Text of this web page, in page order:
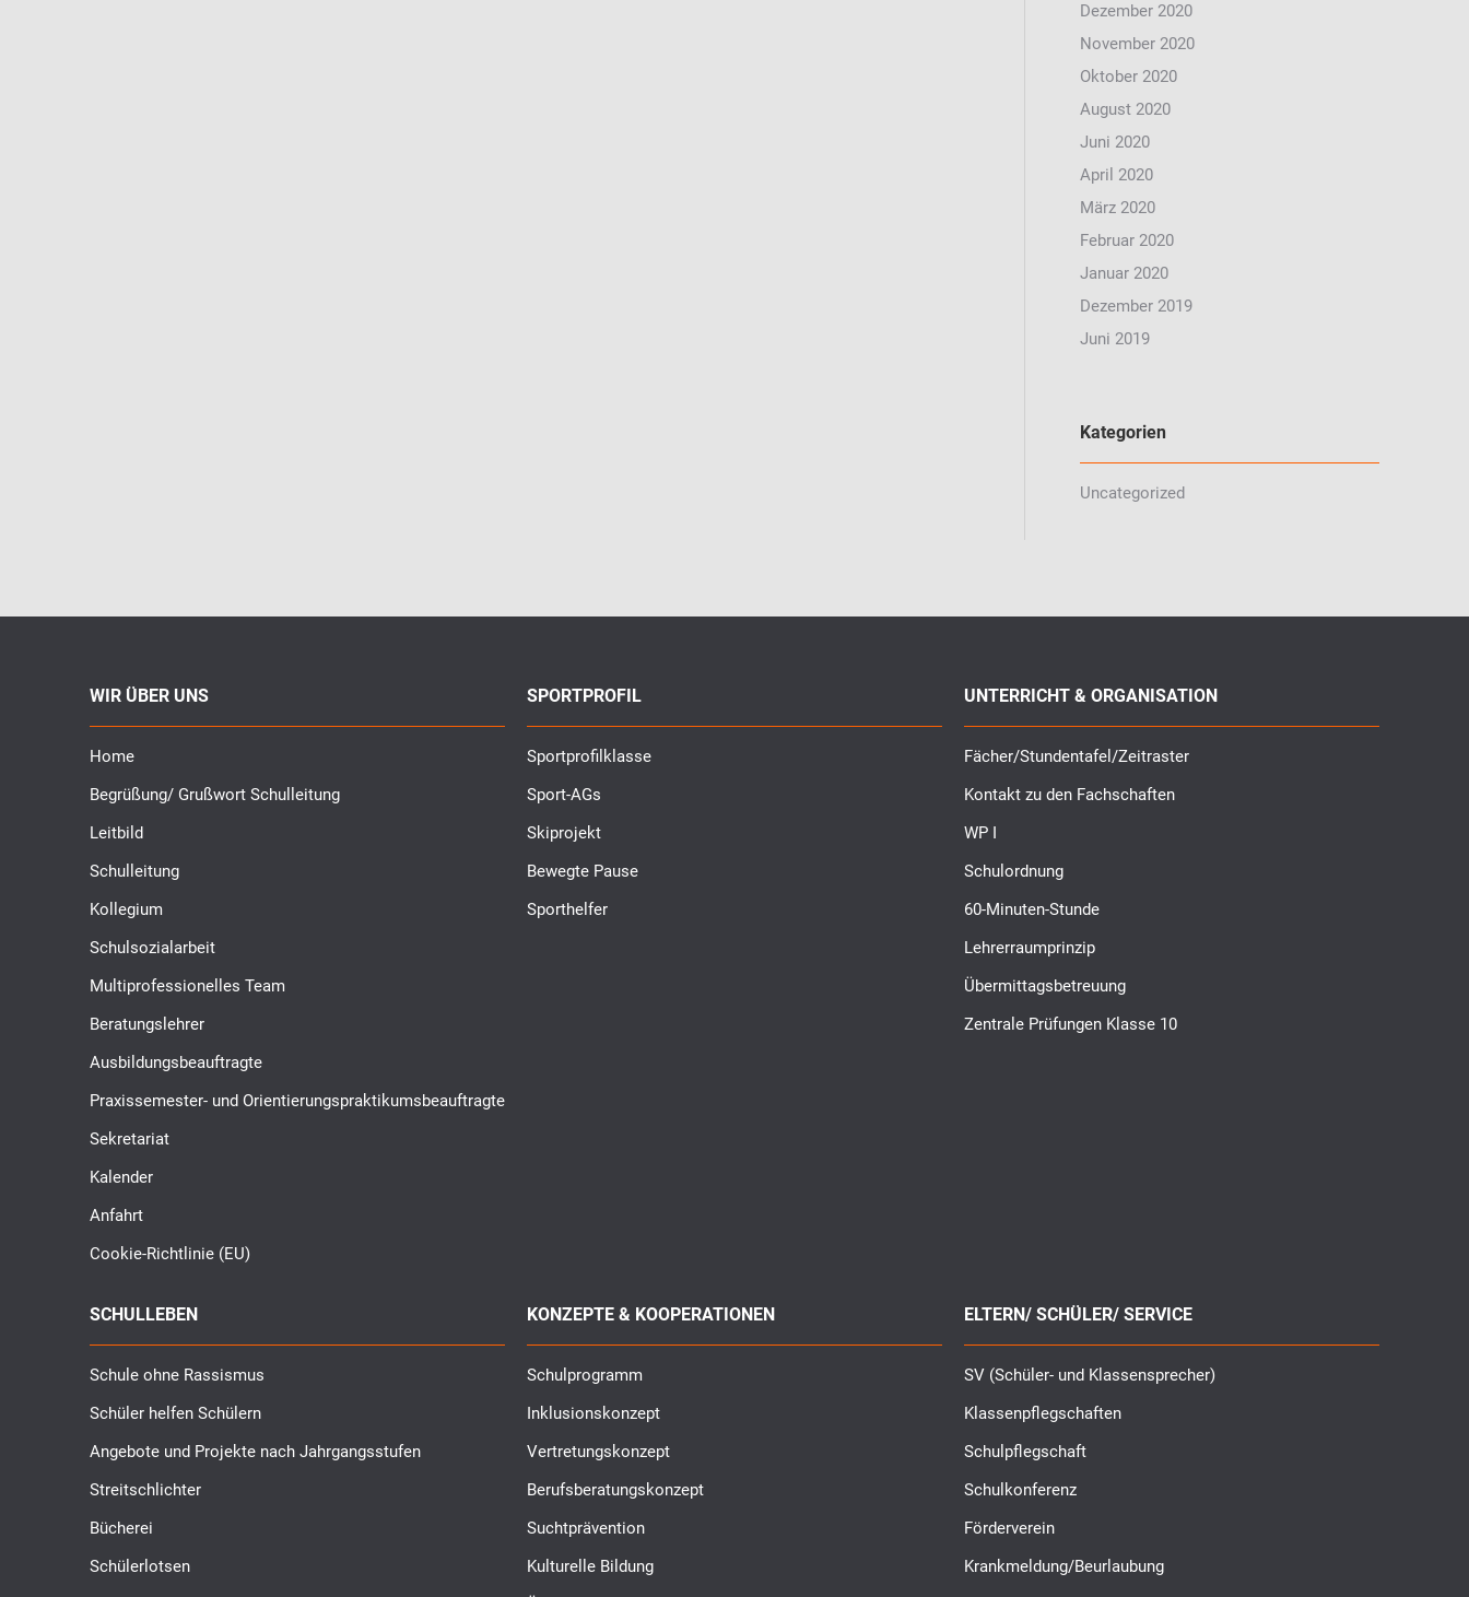
Dezember 2020
November 2020
Oktober 2020
August 2020
Juni 2020
April 2020
März 2020
Februar 2020
Januar 2020
Dezember 2019
Juni 2019
Kategorien
Uncategorized
WIR ÜBER UNS
Home
Begrüßung/ Grußwort Schulleitung
Leitbild
Schulleitung
Kollegium
Schulsozialarbeit
Multiprofessionelles Team
Beratungslehrer
Ausbildungsbeauftragte
Praxissemester- und Orientierungspraktikumsbeauftragte
Sekretariat
Kalender
Anfahrt
Cookie-Richtlinie (EU)
SPORTPROFIL
Sportprofilklasse
Sport-AGs
Skiprojekt
Bewegte Pause
Sporthelfer
UNTERRICHT & ORGANISATION
Fächer/Stundentafel/Zeitraster
Kontakt zu den Fachschaften
WP I
Schulordnung
60-Minuten-Stunde
Lehrerraumprinzip
Übermittagsbetreuung
Zentrale Prüfungen Klasse 10
SCHULLEBEN
Schule ohne Rassismus
Schüler helfen Schülern
Angebote und Projekte nach Jahrgangsstufen
Streitschlichter
Bücherei
Schülerlotsen
KONZEPTE & KOOPERATIONEN
Schulprogramm
Inklusionskonzept
Vertretungskonzept
Berufsberatungskonzept
Suchtprävention
Kulturelle Bildung
ELTERN/ SCHÜLER/ SERVICE
SV (Schüler- und Klassensprecher)
Klassenpflegschaften
Schulpflegschaft
Schulkonferenz
Förderverein
Krankmeldung/Beurlaubung